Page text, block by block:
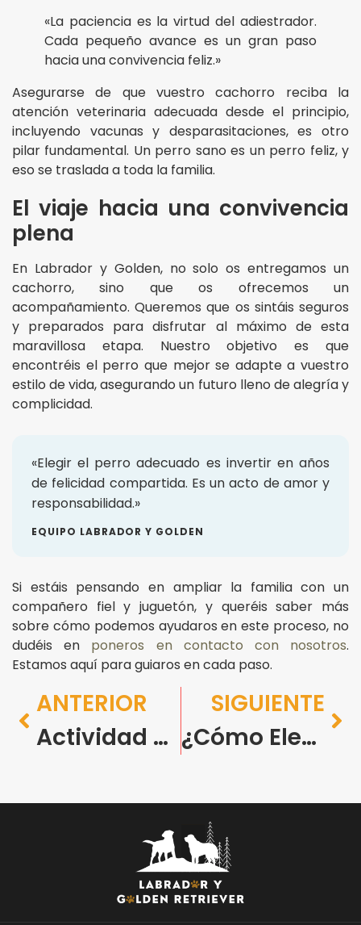
«La paciencia es la virtud del adiestrador.
Cada pequeño avance es un gran paso
hacia una convivencia feliz.»
Asegurarse de que vuestro cachorro reciba la
atención veterinaria adecuada desde el principio,
incluyendo vacunas y desparasitaciones, es otro
pilar fundamental. Un perro sano es un perro feliz, y
eso se traslada a toda la familia.
El viaje hacia una convivencia
plena
En Labrador y Golden, no solo os entregamos un
cachorro, sino que os ofrecemos un
acompañamiento. Queremos que os sintáis seguros
y preparados para disfrutar al máximo de esta
maravillosa etapa. Nuestro objetivo es que
encontréis el perro que mejor se adapte a vuestro
estilo de vida, asegurando un futuro lleno de alegría y
complicidad.
«Elegir el perro adecuado es invertir en años
de felicidad compartida. Es un acto de amor y
responsabilidad.»
EQUIPO LABRADOR Y GOLDEN
Si estáis pensando en ampliar la familia con un
compañero fiel y juguetón, y queréis saber más
sobre cómo podemos ayudaros en este proceso, no
dudéis en poneros en contacto con nosotros.
Estamos aquí para guiaros en cada paso.
ANTERIOR
Actividad diaria: cómo mantener a tu compañero activo y feliz en Barcelona
SIGUIENTE
¿Cómo Elegir el Cachorro Adecuado para una Familia Activa?